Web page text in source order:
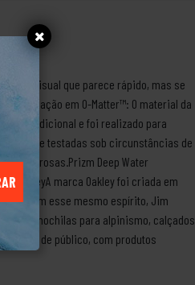
um visual que parece rápido, mas se
Armação em O-Matter™: O material da
tradicional e foi realizado para
e testadas sob circunstâncias de
rigorosas.Prizm Deep Water
OakleyA marca Oakley foi criada em
Com esse mesmo espírito, Jim
mochilas para alpinismo, calçados
o tipo de público, com produtos